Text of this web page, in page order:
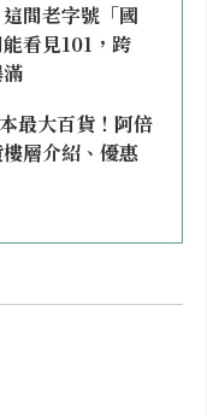
間老字號「國
看見101，跨
最大百貨！阿倍
層介紹、優惠